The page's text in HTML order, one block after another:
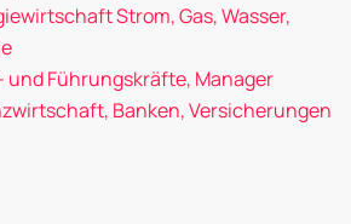
Strom, Gas, Wasser,
und Führungskräfte, Manager
Banken, Versicherungen